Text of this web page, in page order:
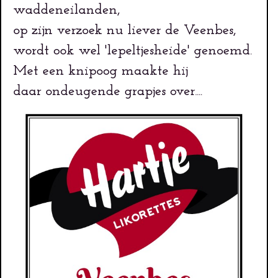
waddeneilanden,
op zijn verzoek nu liever de Veenbes,
wordt ook wel 'lepeltjesheide' genoemd.
Met een knipoog maakte hij
daar ondeugende grapjes over....